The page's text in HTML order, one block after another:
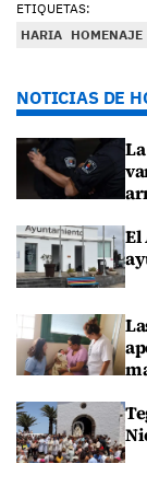
ETIQUETAS:
HARIA HOMENAJE
NOTICIAS DE
El